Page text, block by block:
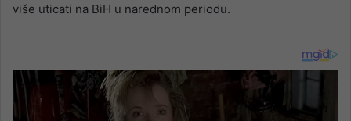
više uticati na BiH u narednom periodu.